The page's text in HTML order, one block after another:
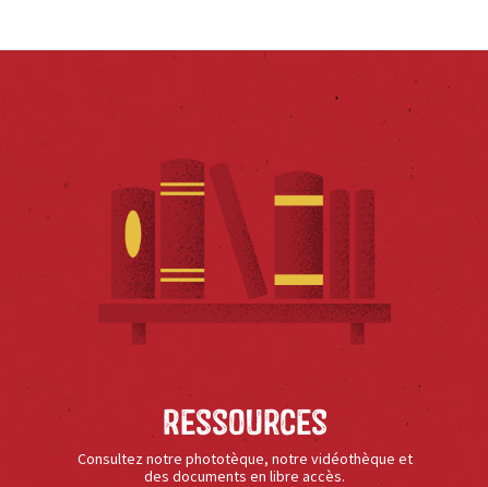
Ressources
Consultez notre phototèque, notre vidéothèque et
des documents en libre accès.